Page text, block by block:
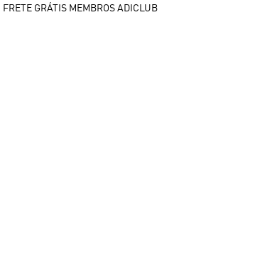
FRETE GRÁTIS MEMBROS ADICLUB